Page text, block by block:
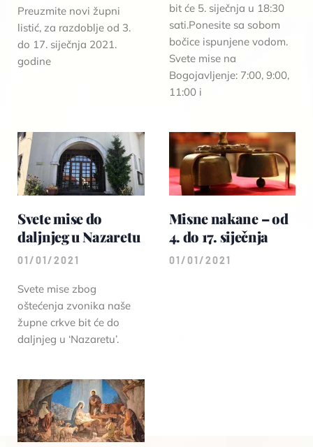
Preuzmite novi župni
listić, za razdoblje od 3.
do 17. siječnja 2021.
godine
bit će 5. siječnja u 18:30
sati.Ponesite sa sobom
bočice ispunjene vodom.
Svete mise na
Bogojavljenje: 7:00, 9:00,
11:00 i
Svete mise do
daljnjeg u Nazaretu
01/01/2021
Svete mise zbog
oštećenja zvonika naše
župne crkve bit će do
daljnjeg u ‘Nazaretu’.
Misne nakane – od
4. do 17. siječnja
01/01/2021